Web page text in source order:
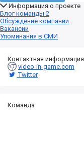
Информация о проекте
Блог команды 2
Обсуждение компании
Вакансии
Упоминания в СМИ
Контактная информация
video-in-game.com
Twitter
Команда